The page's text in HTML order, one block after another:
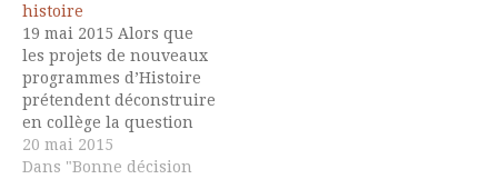
histoire
19 mai 2015 Alors que
les projets de nouveaux
programmes d’Histoire
prétendent déconstruire
en collège la question
d’un récit (et non
« roman ») national, il
20 mai 2015
Dans "Bonne décision